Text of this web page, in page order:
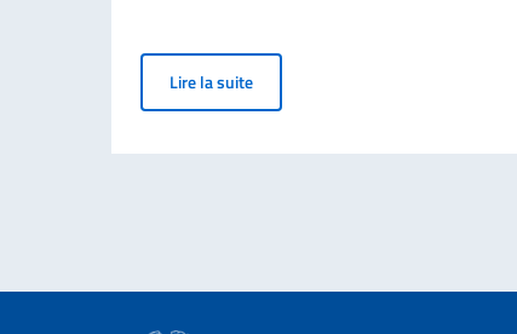
Lire la suiteFestival International BD Contern -